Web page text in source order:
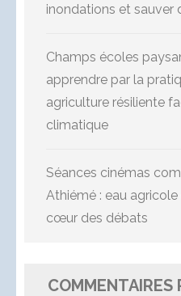
inondations et sauver
Champs écoles
apprendre par la
agriculture résiliente
climatique
Séances cinémas
Athiémé : eau
cœur des débats
COMMENTAIRES